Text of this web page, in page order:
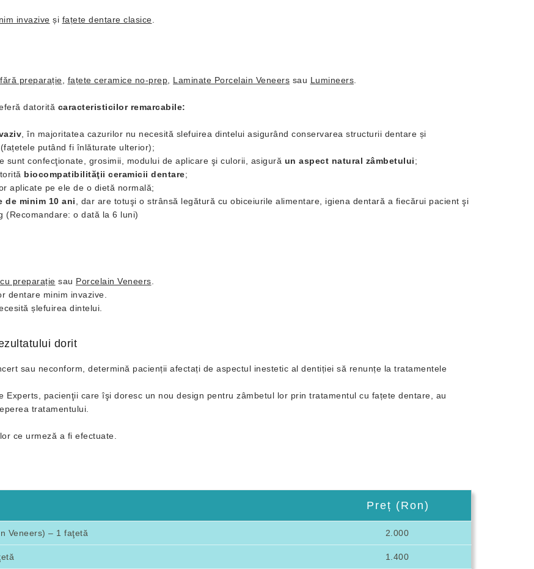
invazive și fațete dentare clasice
preparație fațete ceramice no-prep Laminate Porcelain Veneers sau Lumineers
datorită caracteristicilor remarcabile:
, în majoritatea cazurilor nu necesită slefuirea dintelui asigurând conservarea structurii dentare și
putând fi înlăturate ulterior);
sunt confecţionate, grosimii, modului de aplicare şi culorii, asigură un aspect natural zâmbetului;
biocompatibilităţii ceramicii dentare;
aplicate pe ele de o dietă normală;
de minim 10 ani , dar are totuşi o strânsă legătură cu obiceiurile alimentare, igiena dentară a fiecărui pacient şi
(Recomandare: o dată la 6 luni)
preparație sau Porcelain Veneers
dentare minim invazive.
șlefuirea dintelui.
dorit
sau neconform, determină pacienții afectați de aspectul inestetic al dentiției să renunțe la tratamentele
Experts, pacienţii care îşi doresc un nou design pentru zâmbetul lor prin tratamentul cu fațete dentare, au
tratamentului.
ce urmeză a fi efectuate.
Preț (Ron)
Veneers) – 1 faţetă 2.000
1.400